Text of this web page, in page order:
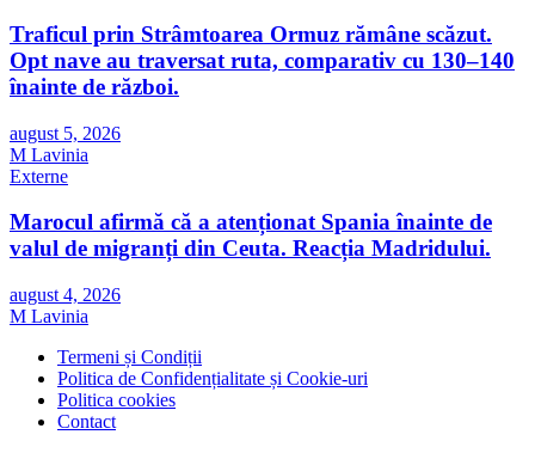
Traficul prin Strâmtoarea Ormuz rămâne scăzut.
Opt nave au traversat ruta, comparativ cu 130–140
înainte de război.
august 5, 2026
M Lavinia
Externe
Marocul afirmă că a atenționat Spania înainte de
valul de migranți din Ceuta. Reacția Madridului.
august 4, 2026
M Lavinia
Termeni și Condiții
Politica de Confidențialitate și Cookie-uri
Politica cookies
Contact